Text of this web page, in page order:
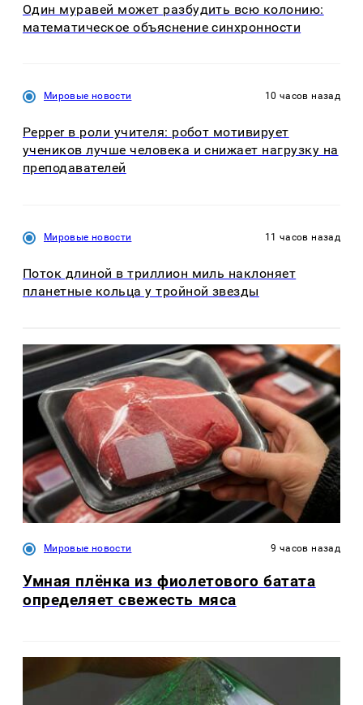
Один муравей может разбудить всю колонию:
математическое объяснение синхронности
Мировые новости 10 часов назад
Pepper в роли учителя: робот мотивирует
учеников лучше человека и снижает нагрузку на
преподавателей
Мировые новости 11 часов назад
Поток длиной в триллион миль наклоняет
планетные кольца у тройной звезды
Мировые новости 9 часов назад
Умная плёнка из фиолетового батата
определяет свежесть мяса